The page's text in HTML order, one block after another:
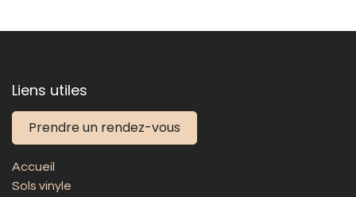
Liens utiles
Prendre un rendez-vous
Accueil
Sols vinyle